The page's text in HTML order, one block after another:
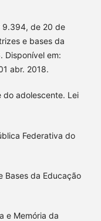
9.394, de 20 de
e bases da
Disponível em:
abr. 2018.
do adolescente. Lei
Federativa do
Bases da Educação
e Memória da